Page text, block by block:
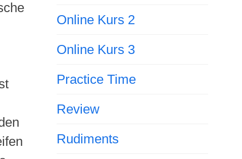
Online Kurs 2
Online Kurs 3
Practice Time
Review
Rudiments